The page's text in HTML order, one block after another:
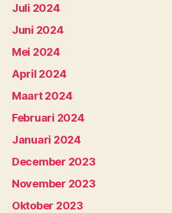
Juli 2024
Juni 2024
Mei 2024
April 2024
Maart 2024
Februari 2024
Januari 2024
December 2023
November 2023
Oktober 2023